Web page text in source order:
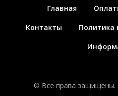
Главная
Контакты Политика
© Все права